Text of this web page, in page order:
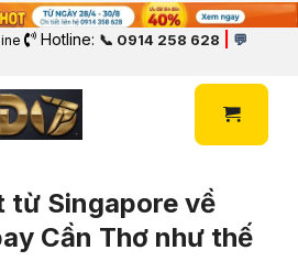
Hotline: 📞 0914 258 628
💬
từ Singapore về
Cần Thơ như thế